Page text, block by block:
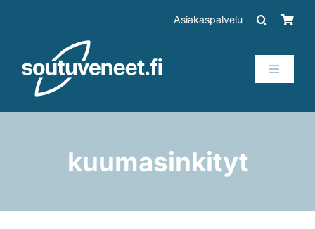
Asiakaspalvelu
Toggle
Perämoottoritkuumasinkityt